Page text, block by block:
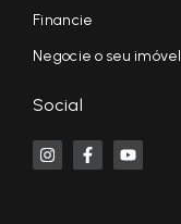
Financie
Negocie o seu imóvel
Social